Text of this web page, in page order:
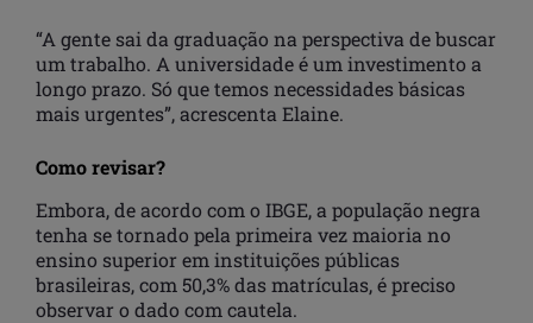
“A gente sai da graduação na perspectiva de buscar
um trabalho. A universidade é um investimento a
longo prazo. Só que temos necessidades básicas
mais urgentes”, acrescenta Elaine.
Como revisar?
Embora, de acordo com o IBGE, a população negra
tenha se tornado pela primeira vez maioria no
ensino superior em instituições públicas
brasileiras, com 50,3% das matrículas, é preciso
observar o dado com cautela.